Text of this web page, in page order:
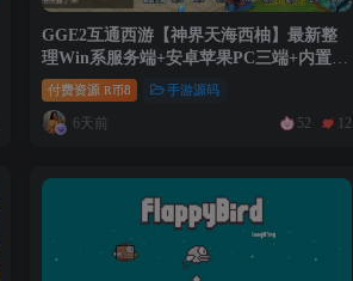
GGE2互通西游【神界天海西柚】最新整
理Win系服务端+安卓苹果PC三端+内置
GM工具+全套源码+详细搭建教程
付费资源 R币8 手游源码
6天前 52 12